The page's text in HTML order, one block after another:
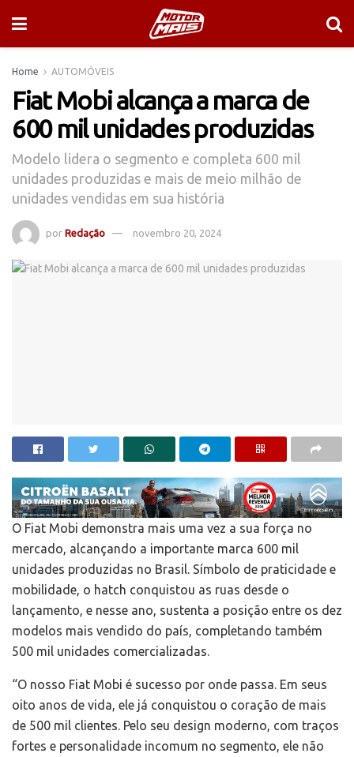
Home AUTOMÓVEIS
Fiat Mobi alcança a marca de
600 mil unidades produzidas
Modelo lidera o segmento e completa 600 mil
unidades produzidas e mais de meio milhão de
unidades vendidas em sua história
por Redação novembro 20, 2024
O Fiat Mobi demonstra mais uma vez a sua força no
mercado, alcançando a importante marca 600 mil
unidades produzidas no Brasil. Símbolo de praticidade e
mobilidade, o hatch conquistou as ruas desde o
lançamento, e nesse ano, sustenta a posição entre os dez
modelos mais vendido do país, completando também
500 mil unidades comercializadas.
“O nosso Fiat Mobi é sucesso por onde passa. Em seus
oito anos de vida, ele já conquistou o coração de mais
de 500 mil clientes. Pelo seu design moderno, com traços
fortes e personalidade incomum no segmento, ele não